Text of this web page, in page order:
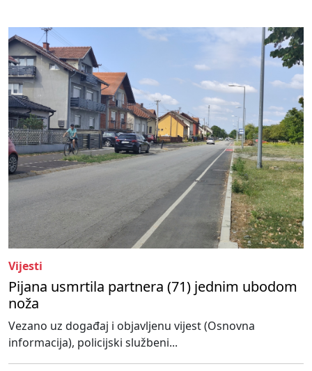
Vijesti
Pijana usmrtila partnera (71) jednim ubodom
noža
Vezano uz događaj i objavljenu vijest (Osnovna
informacija), policijski službeni...